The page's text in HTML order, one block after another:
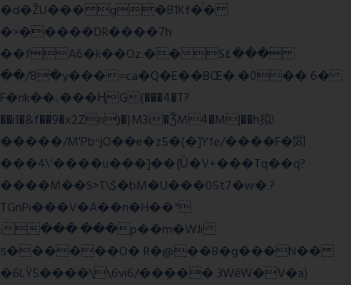
�d�ŽU��� g�B1Kf�̈́�
�>�����DR����7h
��fA6�k��Oz:��S٤���
��/8�y���=ca�Q�E��BŒ�.�0�� 6�
F�nk��ۦ���ҢG(���4�T?
��i1�&f��9�x2Zn)�}M3i�ǮM4�M|��h拟!
�����/M'Pb^jO��e�z5�(�]Yfe/����F�閦
���4\'����u���]��{Ȕ�V+���Tq��q?
����M��S>T\$�bM�U���05t7�w�.?
TGnPi���V�A��n�H��ᐣ
:���.���p��m�WJi
ѕ������O� R�@��8�g���N��
�6LŸ5����\\6vi6/����� 3WěW�V�a}